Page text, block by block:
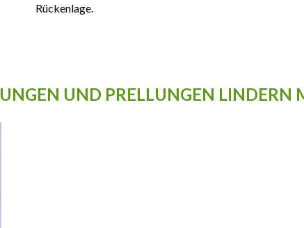
Rückenlage.
UND PRELLUNGEN LINDERN